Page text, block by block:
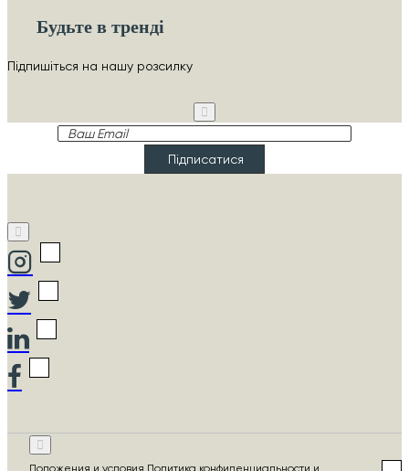
Будьте в тренді
Підпишіться на нашу розсилку
Ваш
Підписатися
Положения и условия Политика конфиденциальности и